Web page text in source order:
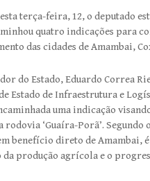
terça-feira, 12, o deputado
quatro indicações para
das cidades de Amambai,
do Estado, Eduardo Correa
Estado de Infraestrutura e
uma indicação
rodovia ‘Guaíra-Porã’. Segundo
benefício direto de Amambai,
da produção agrícola e o